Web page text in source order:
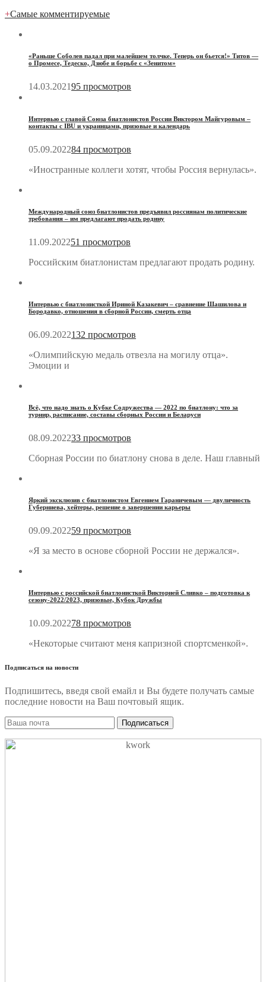
+Самые комментируемые
«Раньше Соболев падал при малейшем толчке. Теперь он бьется!» Титов —
о Промесе, Тедеско, Дзюбе и борьбе с «Зенитом»
14.03.202195 просмотров
Интервью с главой Союза биатлонистов России Виктором Майгуровым –
контакты с IBU и украинцами, призовые и календарь
05.09.202284 просмотров
«Иностранные коллеги хотят, чтобы Россия вернулась».
Международный союз биатлонистов предъявил россиянам политические
требования – им предлагают продать родину
11.09.202251 просмотров
Российским биатлонистам предлагают продать родину.
Интервью с биатлонисткой Ириной Казакевич – сравнение Шашилова и
Бородавко, отношения в сборной России, смерть отца
06.09.2022132 просмотров
«Олимпийскую медаль отвезла на могилу отца».
Эмоции и
Всё, что надо знать о Кубке Содружества — 2022 по биатлону: что за
турнир, расписание, составы сборных России и Беларуси
08.09.202233 просмотров
Сборная России по биатлону снова в деле. Наш главный
Яркий эксклюзив с биатлонистом Евгением Гараничевым — двуличность
Губерниева, хейтеры, решение о завершении карьеры
09.09.202259 просмотров
«Я за место в основе сборной России не держался».
Интервью с российской биатлонисткой Викторией Сливко – подготовка к
сезону-2022/2023, призовые, Кубок Дружбы
10.09.202278 просмотров
«Некоторые считают меня капризной спортсменкой».
Подписаться на новости
Подпишитесь, введя свой емайл и Вы будете получать самые
последние новости на Ваш почтовый ящик.